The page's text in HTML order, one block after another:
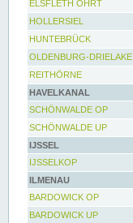
ELSFLETH OHRT
HOLLERSIEL
HUNTEBRÜCK
OLDENBURG-DRIELAKE
REITHÖRNE
HAVELKANAL
SCHÖNWALDE OP
SCHÖNWALDE UP
IJSSEL
IJSSELKOP
ILMENAU
BARDOWICK OP
BARDOWICK UP